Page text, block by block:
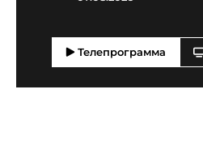
Телепрограмма